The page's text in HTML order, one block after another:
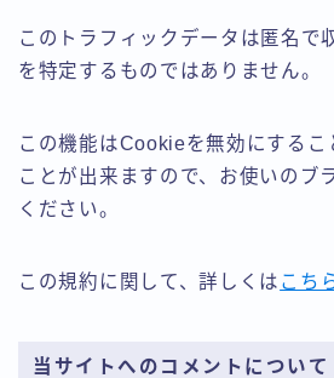
このトラフィックデータは匿名で
を特定するものではありません。
この機能はCookieを無効にするこ
ことが出来ますので、お使いのブ
ください。
この規約に関して、詳しくは こち
当サイトへのコメントについて